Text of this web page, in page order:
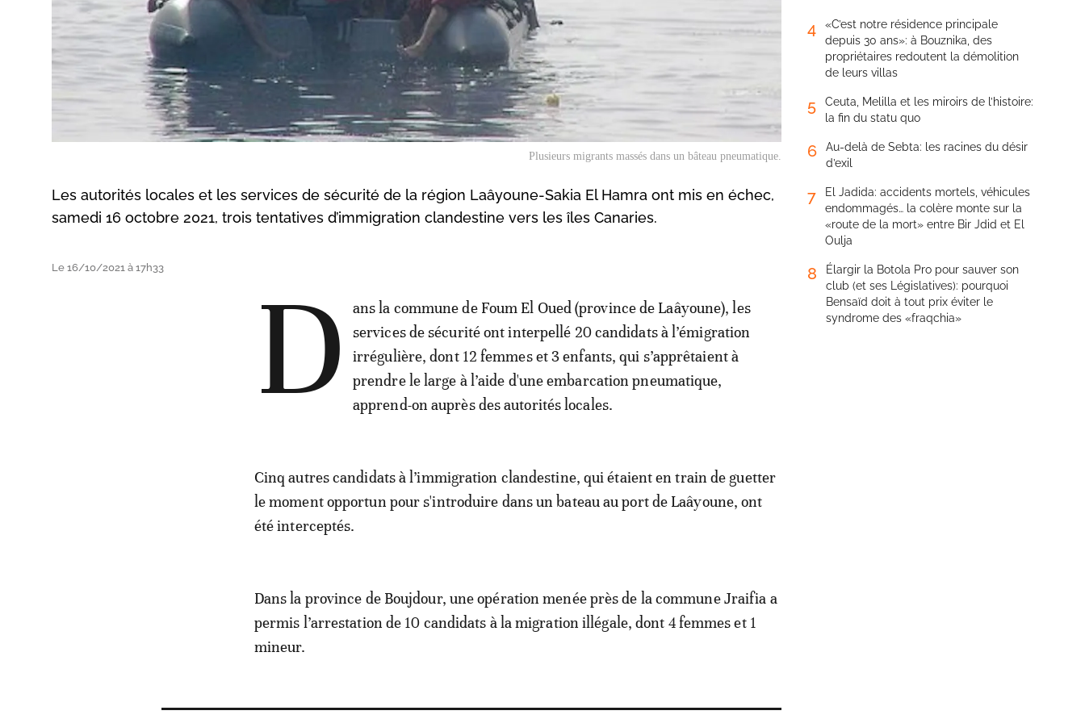
Plusieurs migrants massés dans un bâteau pneumatique.
Les autorités locales et les services de sécurité de la région Laâyoune-Sakia El Hamra ont mis en échec,
samedi 16 octobre 2021, trois tentatives d’immigration clandestine vers les îles Canaries.
Le 16/10/2021 à 17h33 D
ans la commune de Foum El Oued (province de Laâyoune), les
services de sécurité ont interpellé 20 candidats à l’émigration
irrégulière, dont 12 femmes et 3 enfants, qui s’apprêtaient à
prendre le large à l’aide d'une embarcation pneumatique,
apprend-on auprès des autorités locales.
Cinq autres candidats à l’immigration clandestine, qui étaient en train de guetter
le moment opportun pour s'introduire dans un bateau au port de Laâyoune, ont
été interceptés.
Dans la province de Boujdour, une opération menée près de la commune Jraifia a
permis l’arrestation de 10 candidats à la migration illégale, dont 4 femmes et 1
mineur.
4
«C’est notre résidence principale
depuis 30 ans»: à Bouznika, des
propriétaires redoutent la démolition
de leurs villas
5
Ceuta, Melilla et les miroirs de l’histoire:
la fin du statu quo
6
Au-delà de Sebta: les racines du désir
d’exil
7
El Jadida: accidents mortels, véhicules
endommagés… la colère monte sur la
«route de la mort» entre Bir Jdid et El
Oulja
8
Élargir la Botola Pro pour sauver son
club (et ses Législatives): pourquoi
Bensaïd doit à tout prix éviter le
syndrome des «fraqchia»